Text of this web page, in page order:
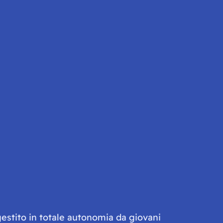
in totale autonomia da giovani